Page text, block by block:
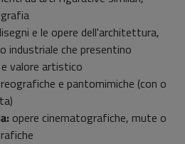
e le opere dell'architettura,
industriale che presentino
valore artistico
e pantomimiche (con o
opere cinematografiche, mute o